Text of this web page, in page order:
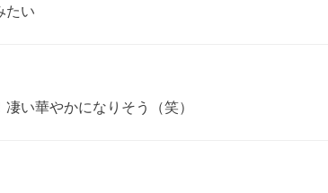
たい
い華やかになりそう（笑）